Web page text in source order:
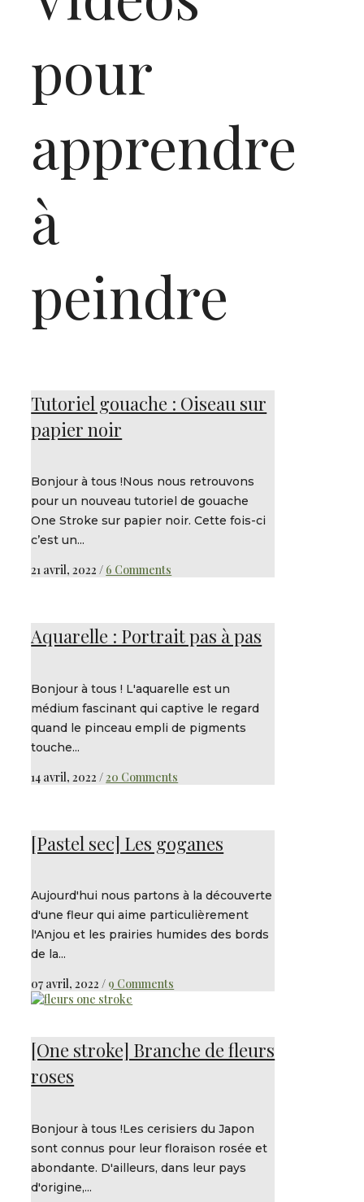
pour
apprendre
à
peindre
Tutoriel gouache : Oiseau sur
papier noir
Bonjour à tous !Nous nous retrouvons
pour un nouveau tutoriel de gouache
One Stroke sur papier noir. Cette fois-ci
c’est un...
21 avril, 2022 / 6 Comments
Aquarelle : Portrait pas à pas
Bonjour à tous ! L'aquarelle est un
médium fascinant qui captive le regard
quand le pinceau empli de pigments
touche...
14 avril, 2022 /20 Comments
[Pastel sec] Les goganes
Aujourd'hui nous partons à la découverte
d'une fleur qui aime particulièrement
l'Anjou et les prairies humides des bords
de la...
07 avril, 2022 / 9 Comments
[One stroke] Branche de fleurs
roses
Bonjour à tous !Les cerisiers du Japon
sont connus pour leur floraison rosée et
abondante. D'ailleurs, dans leur pays
d'origine,...